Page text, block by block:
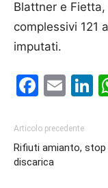
Blattner e
complessivi 121
imputati.
Articolo precedente
Rifiuti amianto, stop
discarica